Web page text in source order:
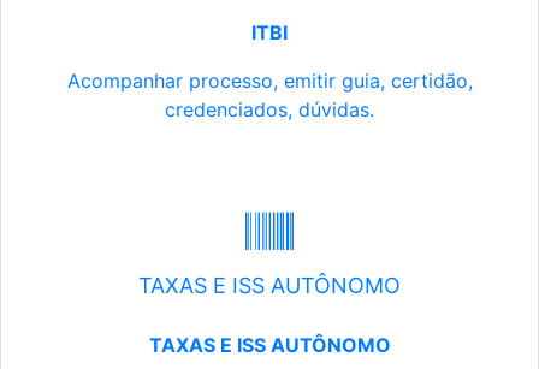
ITBI
Acompanhar processo, emitir guia, certidão,
credenciados, dúvidas.
TAXAS E ISS AUTÔNOMO
TAXAS E ISS AUTÔNOMO